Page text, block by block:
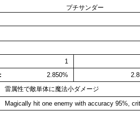
プチサンダー
1
2.850%
雷属性で敵単体に魔法小ダメージ
Magically hit one enemy with accuracy 95%,